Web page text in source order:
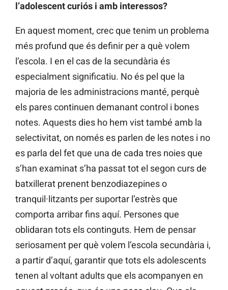
l’adolescent curiós i amb interessos?
En aquest moment, crec que tenim un problema
més profund que és definir per a què volem
l’escola. I en el cas de la secundària és
especialment significatiu. No és pel que la
majoria de les administracions manté, perquè
els pares continuen demanant control i bones
notes. Aquests dies ho hem vist també amb la
selectivitat, on només es parlen de les notes i no
es parla del fet que una de cada tres noies que
s’han examinat s’ha passat tot el segon curs de
batxillerat prenent benzodiazepines o
tranquil·litzants per suportar l’estrès que
comporta arribar fins aquí. Persones que
oblidaran tots els continguts. Hem de pensar
seriosament per què volem l’escola secundària i,
a partir d’aquí, garantir que tots els adolescents
tenen al voltant adults que els acompanyen en